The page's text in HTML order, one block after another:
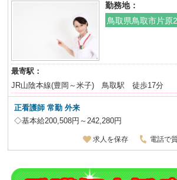
勤務地：
鳥取県鳥取市片原
最寄駅：
JR山陰本線(豊岡～米子) 鳥取駅 徒歩17分
正看護師 常勤 外来
◇基本給200,508円～242,280円
求人を保存 電話で